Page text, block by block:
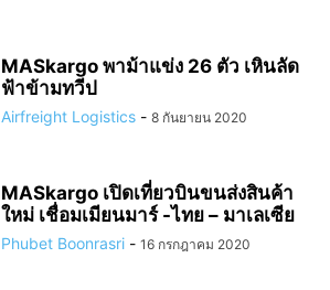
MASkargo พาม้าแข่ง 26 ตัว เหินลัด
ฟ้าข้ามทวีป
Airfreight Logistics - 8 กันยายน 2020
MASkargo เปิดเที่ยวบินขนส่งสินค้า
ใหม่ เชื่อมเมียนมาร์ -ไทย – มาเลเซีย
Phubet Boonrasri - 16 กรกฎาคม 2020